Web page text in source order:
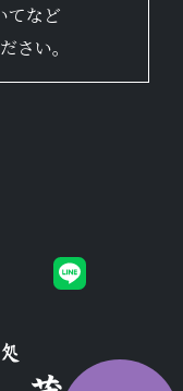
てなど
さい。